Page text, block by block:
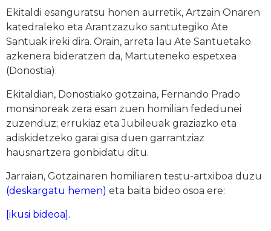
Ekitaldi esanguratsu honen aurretik, Artzain Onaren
katedraleko eta Arantzazuko santutegiko Ate
Santuak ireki dira. Orain, arreta lau Ate Santuetako
azkenera bideratzen da, Martuteneko espetxea
(Donostia).
Ekitaldian, Donostiako gotzaina, Fernando Prado
monsinoreak zera esan zuen homilian fededunei
zuzenduz; errukiaz eta Jubileuak graziazko eta
adiskidetzeko garai gisa duen garrantziaz
hausnartzera gonbidatu ditu.
Jarraian, Gotzainaren homiliaren testu-artxiboa duzu
(deskargatu hemen) eta baita bideo osoa ere:
[ikusi bideoa].